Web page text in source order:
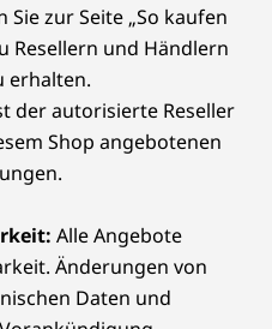
zur Seite „So kaufen
Resellern und Händlern
erhalten.
der autorisierte Reseller
Shop angebotenen
Alle Angebote
Änderungen von
Daten und